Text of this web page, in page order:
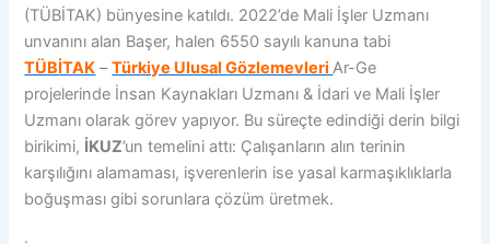
(TÜBİTAK) bünyesine katıldı. 2022’de Mali İşler Uzmanı
unvanını alan Başer, halen 6550 sayılı kanuna tabi
TÜBİTAK –Türkiye Ulusal GözlemevleriAr-Ge
projelerinde İnsan Kaynakları Uzmanı & İdari ve Mali İşler
Uzmanı olarak görev yapıyor. Bu süreçte edindiği derin bilgi
birikimi, İKUZ’un temelini attı: Çalışanların alın terinin
karşılığını alamaması, işverenlerin ise yasal karmaşıklıklarla
boğuşması gibi sorunlara çözüm üretmek.